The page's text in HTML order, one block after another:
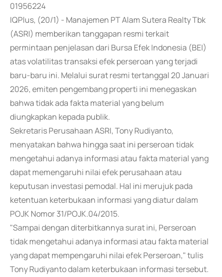
01956224
IQPlus, (20/1) - Manajemen PT Alam Sutera Realty Tbk
(ASRI) memberikan tanggapan resmi terkait
permintaan penjelasan dari Bursa Efek Indonesia (BEI)
atas volatilitas transaksi efek perseroan yang terjadi
baru-baru ini. Melalui surat resmi tertanggal 20 Januari
2026, emiten pengembang properti ini menegaskan
bahwa tidak ada fakta material yang belum
diungkapkan kepada publik.
Sekretaris Perusahaan ASRI, Tony Rudiyanto,
menyatakan bahwa hingga saat ini perseroan tidak
mengetahui adanya informasi atau fakta material yang
dapat memengaruhi nilai efek perusahaan atau
keputusan investasi pemodal. Hal ini merujuk pada
ketentuan keterbukaan informasi yang diatur dalam
POJK Nomor 31/POJK.04/2015.
"Sampai dengan diterbitkannya surat ini, Perseroan
tidak mengetahui adanya informasi atau fakta material
yang dapat mempengaruhi nilai efek Perseroan," tulis
Tony Rudiyanto dalam keterbukaan informasi tersebut.